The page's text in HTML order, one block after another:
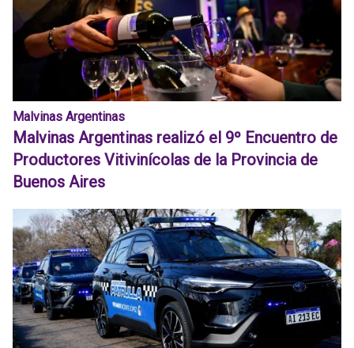
Malvinas Argentinas
Malvinas Argentinas realizó el 9º Encuentro de
Productores Vitivinícolas de la Provincia de
Buenos Aires